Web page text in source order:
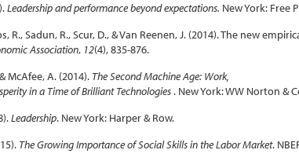
Leadership and performance beyond expectations. New York: Free
R., Sadun, R., Scur, D., & Van Reenen, J. (2014). The new
Association, 12(4), 835-876.
McAfee, A. (2014). The Second Machine Age: Work,
in a Time of Brilliant Technologies. New York: WW Norton &
Leadership. New York: Harper & Row.
The Growing Importance of Social Skills in the Labor Market.